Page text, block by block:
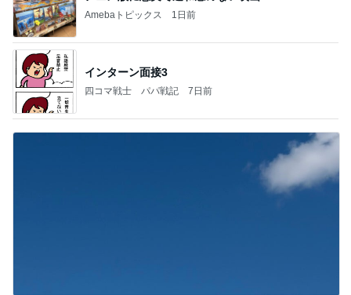
Amebaトピックス 1日前
インターン面接3
四コマ戦士 パパ戦記 7日前